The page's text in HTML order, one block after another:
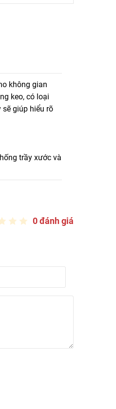
cho từng không
không gian
keo, có loại
giúp hiểu rõ
trầy xước và
phòng
học, nhà trẻ,
0 đánh giá